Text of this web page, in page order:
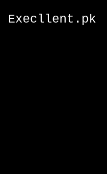
Execllent.pk